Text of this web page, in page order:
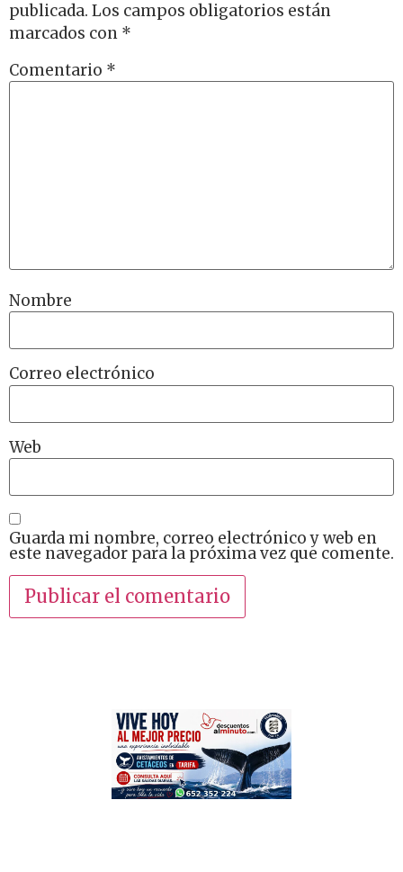
publicada. Los campos obligatorios están
marcados con *
Comentario *
Nombre
Correo electrónico
Web
Guarda mi nombre, correo electrónico y web en
este navegador para la próxima vez que comente.